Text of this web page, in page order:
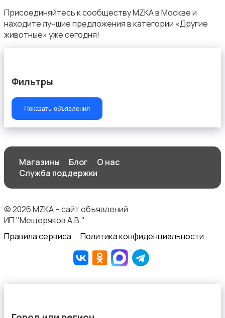
Присоединяйтесь к сообществу MZKA в Москве и
находите лучшие предложения в категории «Другие
животные» уже сегодня!
Фильтры
Показать объявления
Магазины Блог
О нас
Служба поддержки
© 2026 MZKA – сайт объявлений
ИП "Мещеряков А.В."
Правила сервиса
Политика конфиденциальности